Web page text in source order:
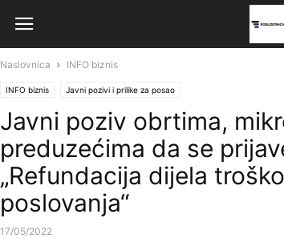
Naslovnica INFO biznis
INFO biznis Javni pozivi i prilike za posao
Javni poziv obrtima,
preduzećima da se
„Refundacija dijela
poslovanja“
17/05/2022